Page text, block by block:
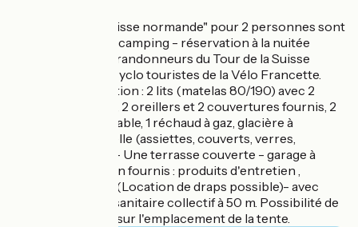
4 tentes "cyclo Suisse normande" pour 2 personnes sont
disponibles sur le camping - réservation à la nuitée
possible pour les randonneurs du Tour de la Suisse
Normande et les cyclo touristes de la Vélo Francette.
Matériel à disposition : 2 lits (matelas 80/190) avec 2
couettes 140x190, 2 oreillers et 2 couvertures fournis, 2
chaises pliantes, table, 1 réchaud à gaz, glacière à
disposition, vaisselle (assiettes, couverts, verres,
casserole, poêle) - Une terrasse couverte - garage à
vélos couvert . Non fournis : produits d'entretien ,
éponge, torchon. (Location de draps possible)- avec
électricité - bloc sanitaire collectif à 50 m. Possibilité de
garer un véhicule sur l'emplacement de la tente.